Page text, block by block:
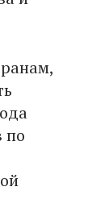
по